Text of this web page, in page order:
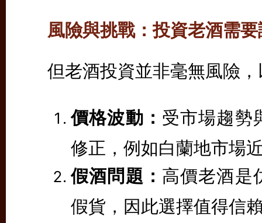
風險與挑戰：投資老酒需
但老酒投資並非毫無風險
價格波動： 受市場趨勢
修正，例如白蘭地市場
假酒問題： 高價老酒是
假貨，因此選擇值得信